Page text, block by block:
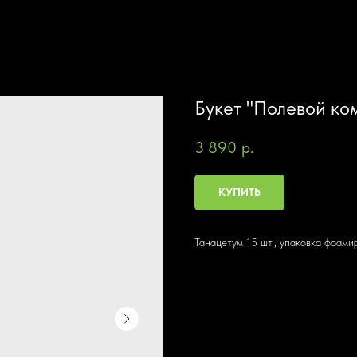
Букет "Полевой
3 890 р.
КУПИТЬ
Танацетум 15 шт., упаковка